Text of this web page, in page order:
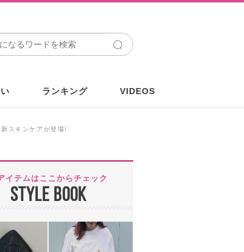
ランキング VIDEOS
スキンケアが登場!
イテムはここからチェック
STYLE BOOK